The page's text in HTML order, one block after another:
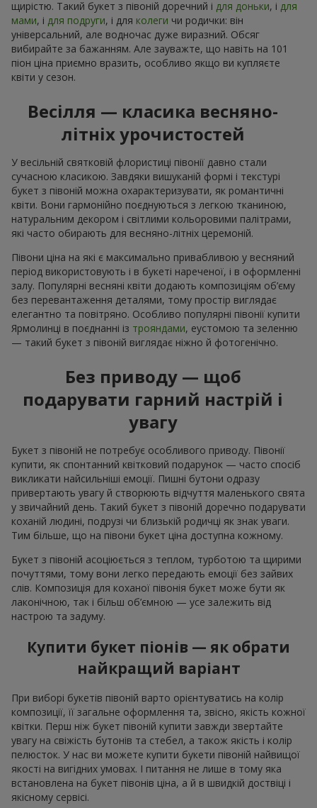
щирістю. Такий букет з півоній доречний і для доньки, і для
мами, і для подруги, і для колеги чи родички: він
універсальний, але водночас дуже виразний. Обсяг
вибирайте за бажанням. Але зауважте, що навіть на 101
піон ціна приємно вразить, особливо якщо ви купляєте
квіти у сезон.
Весілля — класика весняно-
літніх урочистостей
У весільній святковій флористиці півонії давно стали
сучасною класикою. Завдяки вишуканій формі і текстурі
букет з півоній можна охарактеризувати, як романтичні
квіти. Вони гармонійно поєднуються з легкою тканиною,
натуральним декором і світлими кольоровими палітрами,
які часто обирають для весняно-літніх церемоній.
Півони ціна на які є максимально привабливою у весняний
період використовують і в букеті нареченої, і в оформленні
залу. Популярні весняні квіти додають композиціям об’єму
без перевантаження деталями, тому простір виглядає
елегантно та повітряно. Особливо популярні півонії купити
Ярмолинці в поєднанні із трояндами, еустомою та зеленню
— такий букет з півоній виглядає ніжно й фотогенічно.
Без приводу — щоб
подарувати гарний настрій і
увагу
Букет з півоній не потребує особливого приводу. Півонії
купити, як спонтанний квітковий подарунок — часто спосіб
викликати найсильніші емоції. Пишні бутони одразу
привертають увагу й створюють відчуття маленького свята
у звичайний день. Такий букет з півоній доречно подарувати
коханій людині, подрузі чи близькій родичці як знак уваги.
Тим більше, що на півони букет ціна доступна кожному.
Букет з півоній асоціюється з теплом, турботою та щирими
почуттями, тому вони легко передають емоції без зайвих
слів. Композиція для коханої півонія букет може бути як
лаконічною, так і більш об’ємною — усе залежить від
настрою та задуму.
Купити букет піонів — як обрати
найкращий варіант
При виборі букетів півоній варто орієнтуватись на колір
композиції, її загальне оформлення та, звісно, якість кожної
квітки. Перш ніж букет півоній купити завжди звертайте
увагу на свіжість бутонів та стебел, а також якість і колір
пелюсток. У нас ви можете купити букети півоній найвищої
якості на вигідних умовах. І питання не лише в тому яка
встановлена на букет півонів ціна, а й в швидкій доствіці і
якісному сервісі.